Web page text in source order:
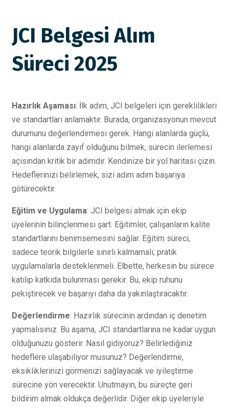
JCI Belgesi Alım
Süreci 2025
Hazırlık Aşaması: İlk adım, JCI belgeleri için gereklilikleri
ve standartları anlamaktır. Burada, organizasyonun mevcut
durumunu değerlendirmesi gerek. Hangi alanlarda güçlü,
hangi alanlarda zayıf olduğunu bilmek, sürecin ilerlemesi
açısından kritik bir adımdır. Kendinize bir yol haritası çizin.
Hedeflerinizi belirlemek, sizi adım adım başarıya
götürecektir.
Eğitim ve Uygulama: JCI belgesi almak için ekip
üyelerinin bilinçlenmesi şart. Eğitimler, çalışanların kalite
standartlarını benimsemesini sağlar. Eğitim süreci,
sadece teorik bilgilerle sınırlı kalmamalı; pratik
uygulamalarla desteklenmeli. Elbette, herkesin bu sürece
katılıp katkıda bulunması gerekir. Bu, ekip ruhunu
pekiştirecek ve başarıyı daha da yakınlaştıracaktır.
Değerlendirme: Hazırlık sürecinin ardından iç denetim
yapmalısınız. Bu aşama, JCI standartlarına ne kadar uygun
olduğunuzu gösterir. Nasıl gidiyoruz? Belirlediğiniz
hedeflere ulaşabiliyor musunuz? Değerlendirme,
eksikliklerinizi görmenizi sağlayacak ve iyileştirme
sürecine yön verecektir. Unutmayın, bu süreçte geri
bildirim almak oldukça değerlidir. Diğer ekip üyeleriyle